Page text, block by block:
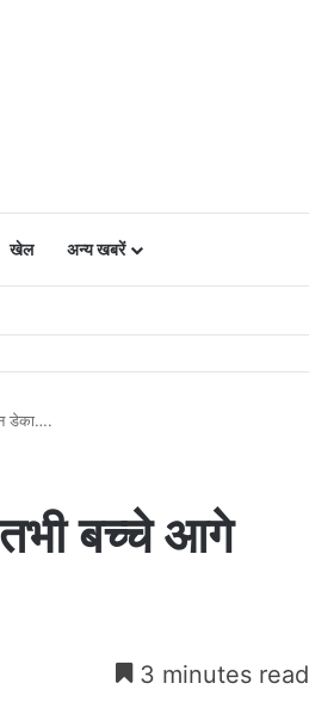
खेल अन्य खबरें
यूरिया बने किसानों के भरोसेमंद कृषि साथी…..
डेका….
बच्चे आगे
3 minutes read